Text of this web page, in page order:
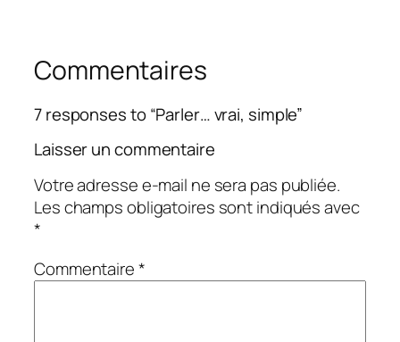
Commentaires
7 responses to “Parler… vrai, simple”
Laisser un commentaire
Votre adresse e-mail ne sera pas publiée.
Les champs obligatoires sont indiqués avec
*
Commentaire*